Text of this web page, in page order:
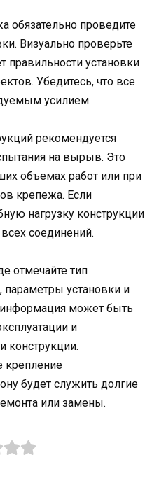
обязательно проведите
Визуально проверьте
правильности установки
Убедитесь, что все
усилием.
рекомендуется
на вырыв. Это
объемах работ или при
крепежа. Если
нагрузку конструкции
соединений.
отмечайте тип
параметры установки и
информация может быть
и
конструкции.
крепление
будет служить долгие
или замены.